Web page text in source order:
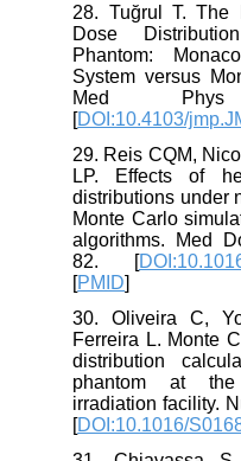
28. Tuğrul T.
Dose
Phantom:
System versus
Med Phys
[DOI:10.4103/
29. Reis CQM,
LP. Effects of
distributions
Monte Carlo
algorithms. Med
82. [
[PMID
30. Oliveira C,
Ferreira L. Monte
distribution
phantom at
irradiation facility.
[DOI:10.1016/